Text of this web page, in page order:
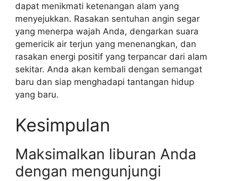
dapat menikmati ketenangan alam yang
menyejukkan. Rasakan sentuhan angin segar
yang menerpa wajah Anda, dengarkan suara
gemericik air terjun yang menenangkan, dan
rasakan energi positif yang terpancar dari alam
sekitar. Anda akan kembali dengan semangat
baru dan siap menghadapi tantangan hidup
yang baru.
Kesimpulan
Maksimalkan liburan Anda
dengan mengunjungi